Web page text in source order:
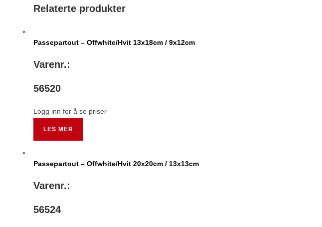
Relaterte produkter
Passepartout – Offwhite/Hvit 13x18cm / 9x12cm
Varenr.:
56520
Logg inn for å se priser
LES MER
Passepartout – Offwhite/Hvit 20x20cm / 13x13cm
Varenr.:
56524